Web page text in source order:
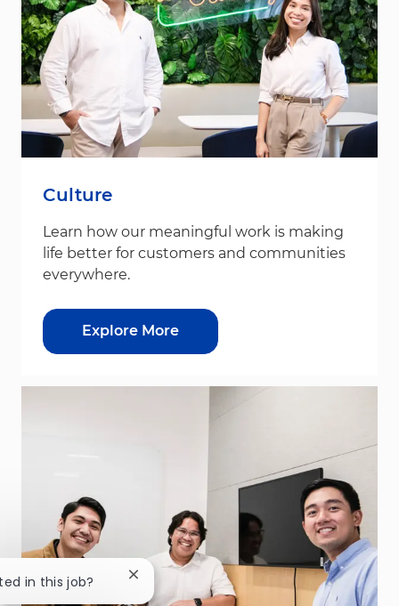
Culture
Learn how our meaningful work is making
life better for customers and communities
everywhere.
Explore More
in this job? Close chatbot notification